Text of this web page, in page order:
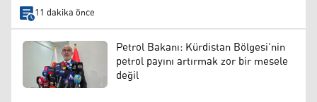
11 dakika önce
Petrol Bakanı: Kürdistan Bölgesi’nin
petrol payını artırmak zor bir mesele
değil